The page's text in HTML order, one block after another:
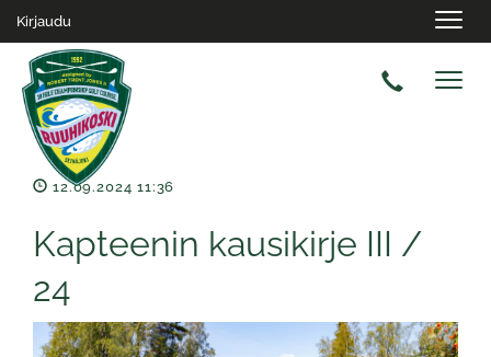
Kirjaudu
12.09.2024 11:36
Kapteenin kausikirje III /
24